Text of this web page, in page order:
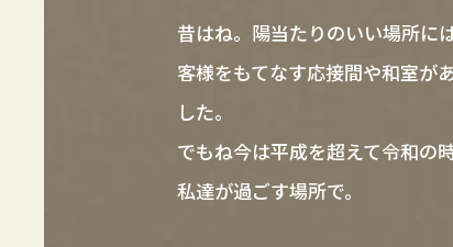
昔はね。陽当たりのいい場所に
客様をもてなす応接間や和室が
した。
でもね今は平成を超えて令和の時
私達が過ごす場所で。